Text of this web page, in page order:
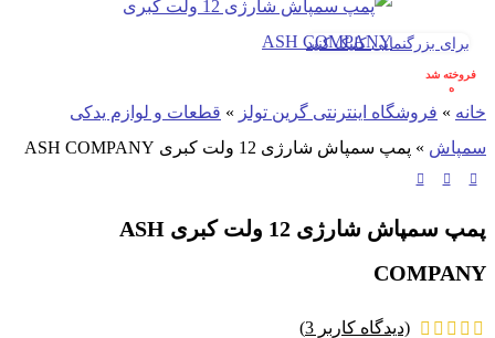
فروخته شد
ه
برای بزرگنمایی کلیک کنید
خانه » فروشگاه اینترنتی گرین تولز » قطعات و لوازم یدکی
سمپاش » پمپ سمپاش شارژی 12 ولت کبری ASH COMPANY
پمپ سمپاش شارژی 12 ولت کبری ASH
COMPANY
(دیدگاه کاربر 3
)